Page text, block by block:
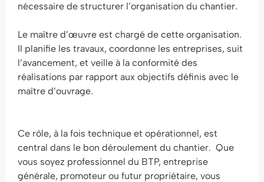
nécessaire de structurer l’organisation du chantier.
Le maître d’œuvre est chargé de cette organisation.
Il planifie les travaux, coordonne les entreprises, suit
l’avancement, et veille à la conformité des
réalisations par rapport aux objectifs définis avec le
maître d’ouvrage.
Ce rôle, à la fois technique et opérationnel, est
central dans le bon déroulement du chantier. Que
vous soyez professionnel du BTP, entreprise
générale, promoteur ou futur propriétaire, vous